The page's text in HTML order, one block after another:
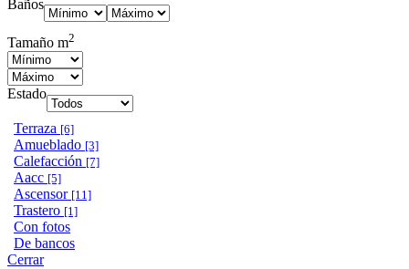
Baños
Tamaño m2
Estado
Terraza [6]
Amueblado [3]
Calefacción [7]
Aacc [5]
Ascensor [11]
Trastero [1]
Con fotos
De bancos
Cerrar